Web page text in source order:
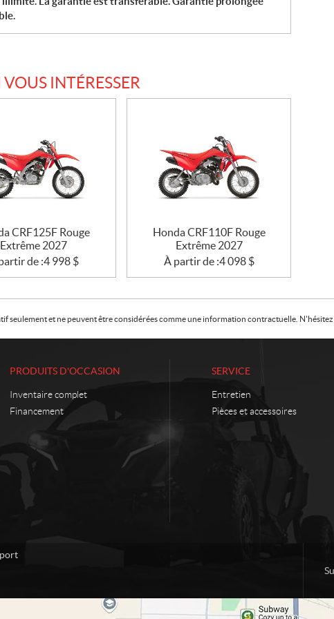
INTÉRESSER
CRF125F Rouge
Extrême 2027
de :4 998 $
Honda CRF110F Rouge
Extrême 2027
À partir de :4 098 $
seulement et ne peuvent être considérées comme une information contractuelle.
PRODUITS D'OCCASION
Inventaire complet
Financement
SERVICE
Entretien
Pièces et accessoires